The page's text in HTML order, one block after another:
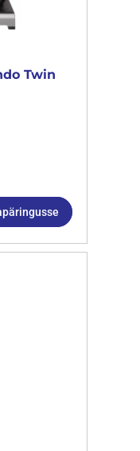
Twin